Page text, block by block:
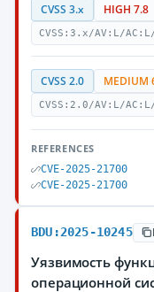
CVSS 3.x HIGH 7.8
CVSS:3.x/AV:L/
CVSS 2.0 MEDIUM
CVSS:2.0/AV:L/
REFERENCES
CVE-2025-21700
CVE-2025-21700
BDU:2025-10245
Уязвимость
операционной